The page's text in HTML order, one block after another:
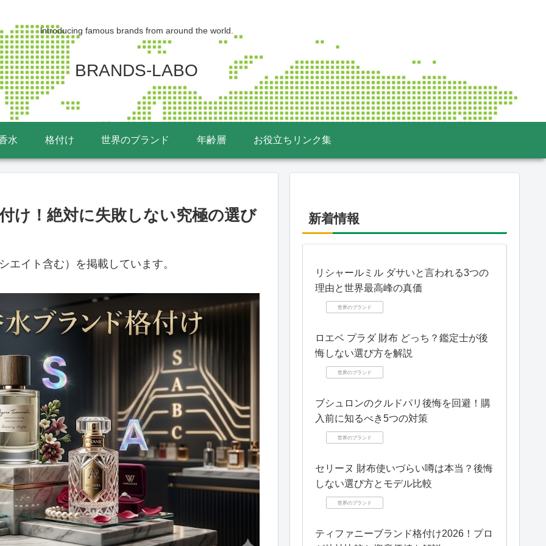
lntroducing famous brands from around the world.
BRANDS-LABO
水 格付け 世界のブランド 年齢層 お役立ちリンク集
け！絶対に失敗しない究極の選び
エイト含む）を掲載しています。
新着情報
リシャールミル ダサいと言われる3つの
理由と世界最高峰の真価
世界のブランド
ロエベ プラダ 財布 どっち？鑑定士が後
悔しない選び方を解説
世界のブランド
ブシュロンのクルドパリ後悔を回避！購
入前に知るべき5つの対策
世界のブランド
セリーヌ 財布使いづらい噂は本当？後悔
しない選び方とモデル比較
世界のブランド
ティファニーブランド格付け2026！プロ